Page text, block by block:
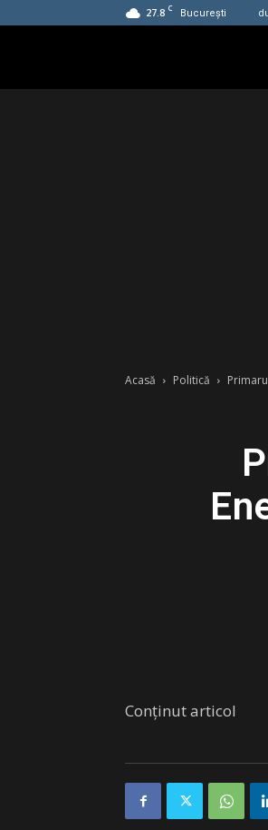
27.8 C București
Acasă Politică
Conținut articol